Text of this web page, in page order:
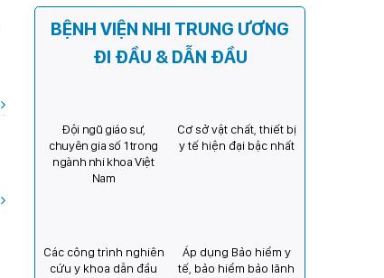
BỆNH VIỆN NHI TRUNG ƯƠNG
ĐI ĐẦU & DẪN ĐẦU
Đội ngũ giáo sư,
chuyên gia số 1 trong
ngành nhi khoa Việt
Nam
Cơ sở vật chất, thiết bị
y tế hiện đại bậc nhất
Các công trình nghiên
cứu y khoa dẫn đầu
Áp dụng Bảo hiểm y
tế, bảo hiểm bảo lãnh